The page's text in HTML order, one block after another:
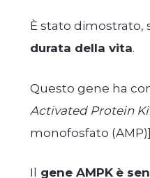
È stato dimostrato,
durata della vita.
Questo gene ha
Activated Protein
monofosfato
Il gene AMPK è